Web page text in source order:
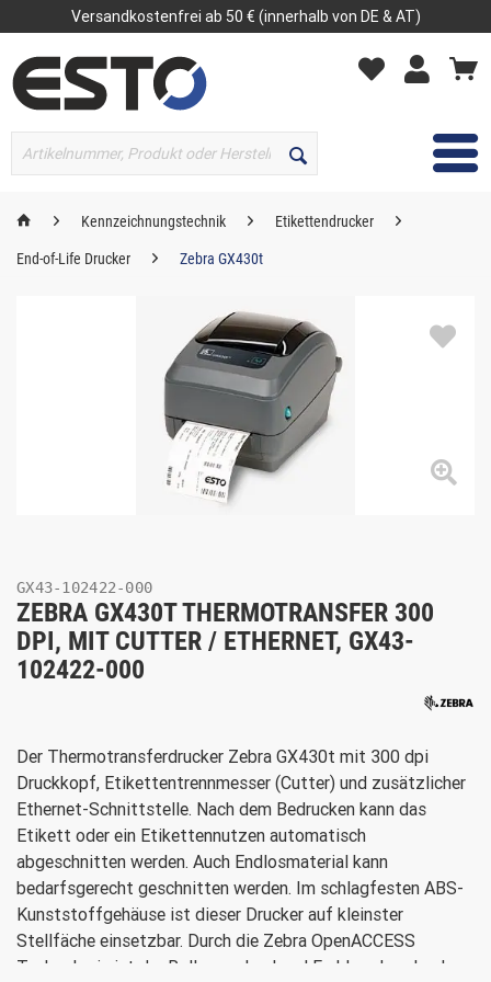
Versandkostenfrei ab 50 € (innerhalb von DE & AT)
MENÜ
Kennzeichnungstechnik Etikettendrucker
End-of-Life Drucker Zebra GX430t
GX43-102422-000
ZEBRA GX430T THERMOTRANSFER 300
DPI, MIT CUTTER / ETHERNET, GX43-
102422-000
Der Thermotransferdrucker Zebra GX430t mit 300 dpi
Druckkopf, Etikettentrennmesser (Cutter) und zusätzlicher
Ethernet-Schnittstelle. Nach dem Bedrucken kann das
Etikett oder ein Etikettennutzen automatisch
abgeschnitten werden. Auch Endlosmaterial kann
bedarfsgerecht geschnitten werden. Im schlagfesten ABS-
Kunststoffgehäuse ist dieser Drucker auf kleinster
Stellfäche einsetzbar. Durch die Zebra OpenACCESS
Technologie ist der Rollenwechsel und Farbbandwechsel,